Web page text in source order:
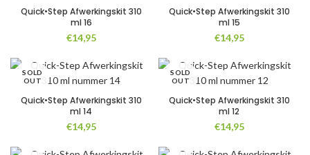
Quick•Step Afwerkingskit 310
ml 16
€14,95
Quick•Step Afwerkingskit 310
ml 15
€14,95
SOLD
OUT
Quick•Step Afwerkingskit 310
ml 14
€14,95
SOLD
OUT
Quick•Step Afwerkingskit 310
ml 12
€14,95